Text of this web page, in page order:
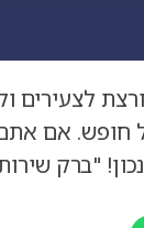
לצעירים
חופש. אם
"ברק